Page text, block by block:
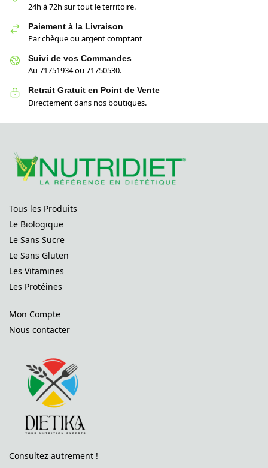
24h à 72h sur tout le territoire.
Paiement à la Livraison
Par chèque ou argent comptant
Suivi de vos Commandes
Au 71751934 ou 71750530.
Retrait Gratuit en Point de Vente
Directement dans nos boutiques.
Tous les Produits
Le Biologique
Le Sans Sucre
Le Sans Gluten
Les Vitamines
Les Protéines
Mon Compte
Nous contacter
Consultez autrement !